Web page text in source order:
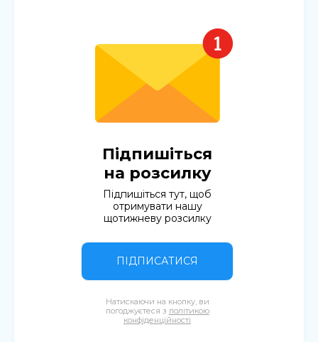
Підпишіться
на розсилку
Підпишіться тут, щоб
отримувати нашу
щотижневу розсилку
ПІДПИСАТИСЯ
Натискаючи на кнопку, ви
погоджуєтеся з політикою
конфіденційності